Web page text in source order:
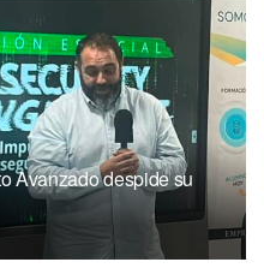
Avanzado despide su